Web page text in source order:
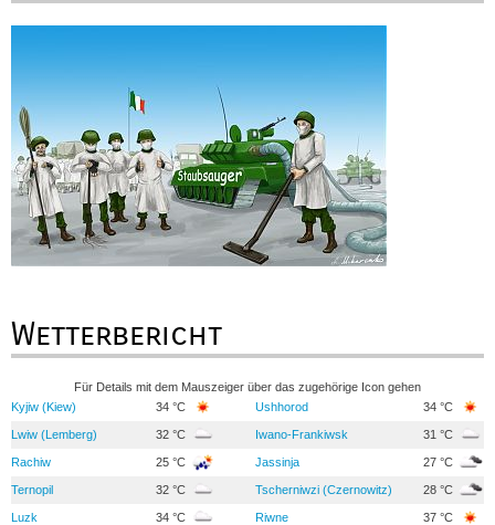
Wetterbericht
Für Details mit dem Mauszeiger über das zugehörige Icon gehen
Kyjiw (Kiew)
34 °C Ushhorod 34 °C
Lwiw (Lemberg) 32 °C Iwano-Frankiwsk 31 °C
Rachiw 25 °C Jassinja 27 °C
Ternopil 32 °C Tscherniwzi (Czernowitz) 28 °C
Luzk 34 °C Riwne 37 °C